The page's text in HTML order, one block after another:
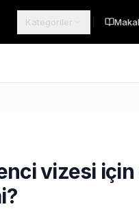
Kategoriler
vizesi